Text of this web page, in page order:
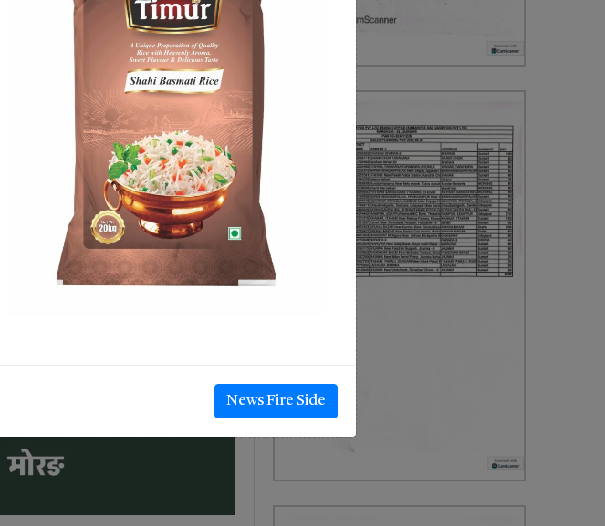
News Fire Side